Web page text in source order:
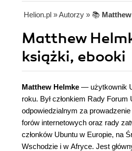
Helion.pl » Autorzy » 📚
Matthew
książki, ebooki
Matthew Helmke — użytkownik
roku. Był członkiem Rady Forum
odpowiedzialnym za
forów internetowych oraz rady
członków Ubuntu w Europie, na
Wschodzie i w Afryce. Jest